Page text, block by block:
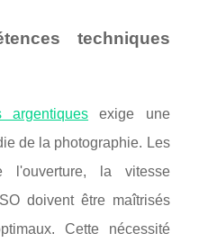
techniques
argentiques exige une
de la photographie. Les
l'ouverture, la vitesse
doivent être maîtrisés
Cette nécessité